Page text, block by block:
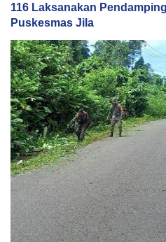
116 Laksanakan
Puskesmas Jila